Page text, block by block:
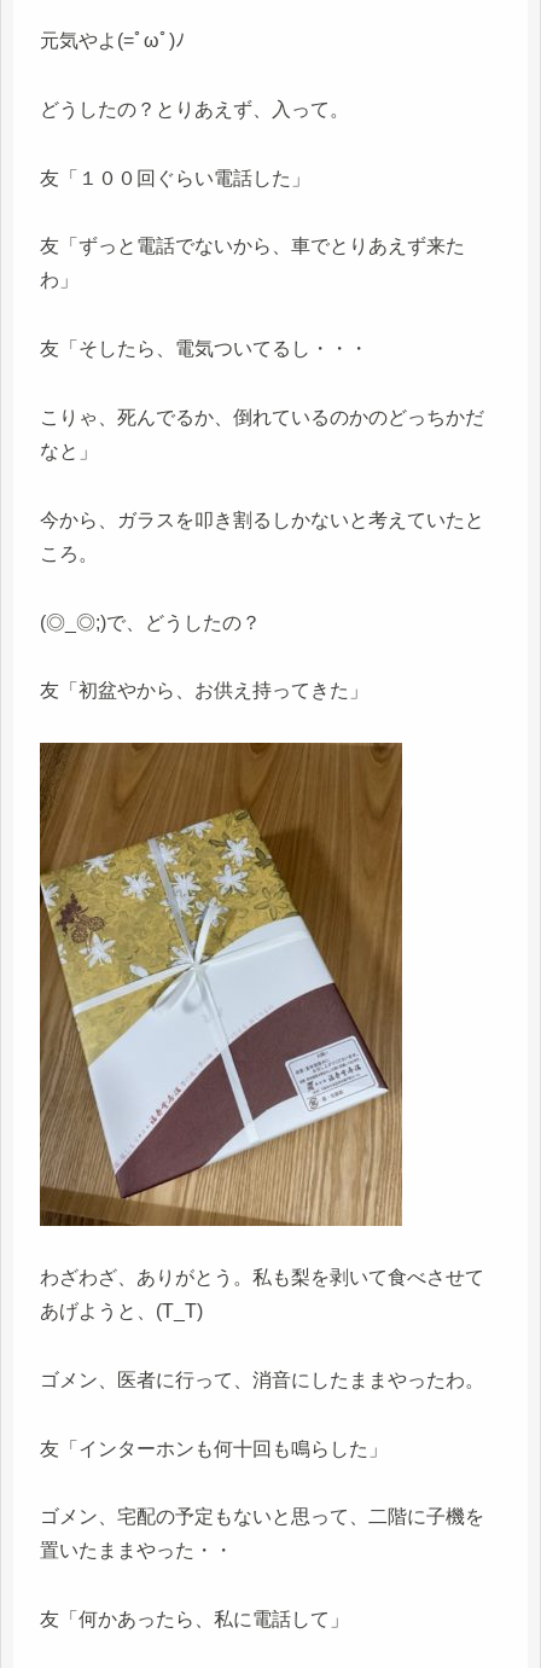
元気やよ(=ﾟωﾟ)ﾉ
どうしたの？とりあえず、入って。
友「１００回ぐらい電話した」
友「ずっと電話でないから、車でとりあえず来た
わ」
友「そしたら、電気ついてるし・・・
こりゃ、死んでるか、倒れているのかのどっちかだ
なと」
今から、ガラスを叩き割るしかないと考えていたと
ころ。
(◎_◎;)で、どうしたの？
友「初盆やから、お供え持ってきた」
わざわざ、ありがとう。私も梨を剥いて食べさせて
あげようと、(T_T)
ゴメン、医者に行って、消音にしたままやったわ。
友「インターホンも何十回も鳴らした」
ゴメン、宅配の予定もないと思って、二階に子機を
置いたままやった・・
友「何かあったら、私に電話して」